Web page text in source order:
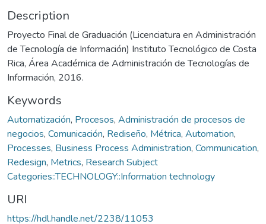
Description
Proyecto Final de Graduación (Licenciatura en Administración
de Tecnología de Información) Instituto Tecnológico de Costa
Rica, Área Académica de Administración de Tecnologías de
Información, 2016.
Keywords
Automatización, Procesos, Administración de procesos de
negocios, Comunicación, Rediseño, Métrica, Automation,
Processes, Business Process Administration, Communication,
Redesign, Metrics, Research Subject
Categories::TECHNOLOGY::Information technology
URI
https://hdl.handle.net/2238/11053